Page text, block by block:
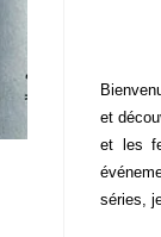
et
et les
séries,